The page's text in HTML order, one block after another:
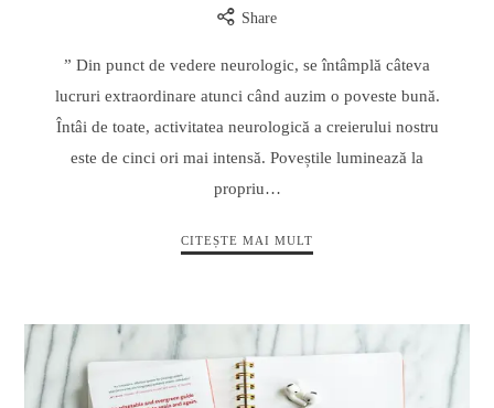
Share
” Din punct de vedere neurologic, se întâmplă câteva
lucruri extraordinare atunci când auzim o poveste bună.
Întâi de toate, activitatea neurologică a creierului nostru
este de cinci ori mai intensă. Poveștile luminează la
propriu…
CITEȘTE MAI MULT